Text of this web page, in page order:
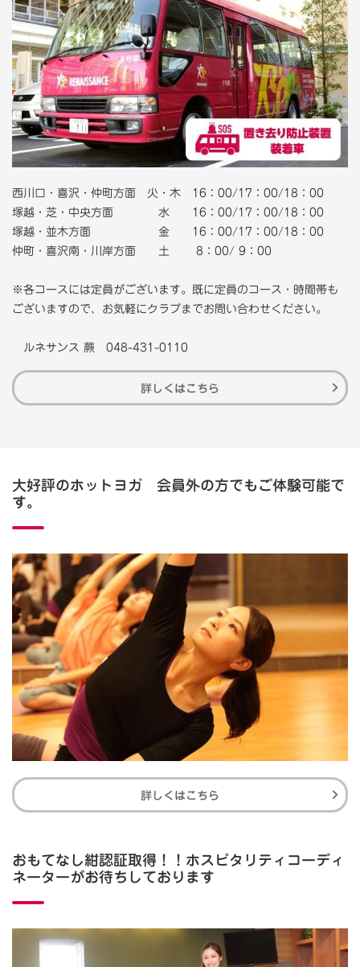
西川口・喜沢・仲町方面 火・木 16：00/17：00/18：00
塚越・芝・中央方面 水 16：00/17：00/18：00
塚越・並木方面 金 16：00/17：00/18：00
仲町・喜沢南・川岸方面 土 8：00/ 9：00
※各コースには定員がございます。既に定員のコース・時間帯も
ございますので、お気軽にクラブまでお問い合わせください。
ルネサンス 蕨 048-431-0110
詳しくはこちら
大好評のホットヨガ 会員外の方でもご体験可能で
す。
詳しくはこちら
おもてなし紺認証取得！！ホスピタリティコーディ
ネーターがお待ちしております